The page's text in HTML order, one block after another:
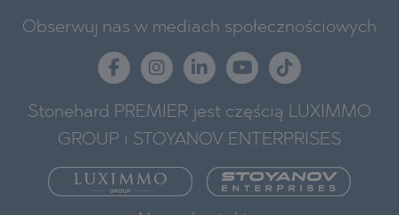
Obserwuj nas w mediach społecznościowych
Stonehard PREMIER jest częścią LUXIMMO
GROUP i STOYANOV ENTERPRISES